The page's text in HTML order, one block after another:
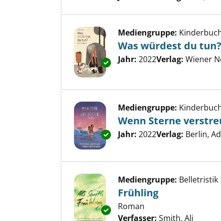
Exemplar-Details von Was
Mediengruppe:
Was würdest du tun?
Suche nach diesem
Jahr: 2022Verlag: Wiener
Exemplar-Details von Wenn
Mediengruppe:
Wenn Sterne
Suche nach diesem
Jahr: 2022Verlag: Berlin,
Exemplar-Details von Frühling
Mediengruppe: Belletristik
Frühling
Roman
Verfasser: Smith, Ali